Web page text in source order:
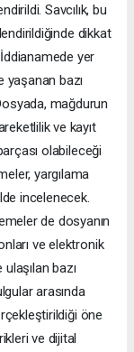
Savcılık, bu
dikkat
yer
bazı
mağdurun
ve kayıt
olabileceği
yargılama
incelenecek.
de dosyanın
ve elektronik
bazı
arasında
öne
ve dijital